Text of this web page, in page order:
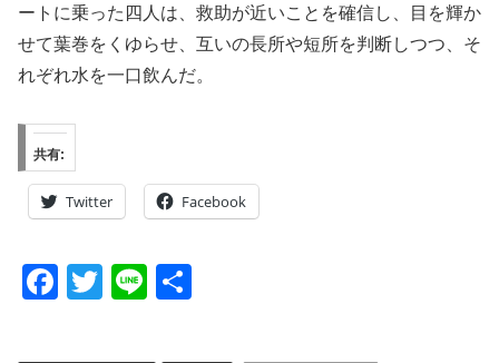
ートに乗った四人は、救助が近いことを確信し、目を輝か
せて葉巻をくゆらせ、互いの長所や短所を判断しつつ、そ
れぞれ水を一口飲んだ。
共有:
Twitter Facebook
F
c
T
tt
Li
e